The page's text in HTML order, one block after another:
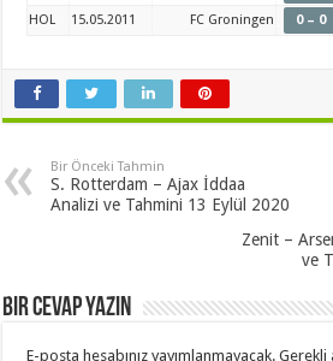
HOL
15.05.2011 FC Groningen 0 – 0
Bir Önceki Tahmin
S. Rotterdam – Ajax İddaa
Analizi ve Tahmini 13 Eylül 2020
Zenit –
ve
Bir cevap yazın
E-posta hesabınız yayımlanmayacak.